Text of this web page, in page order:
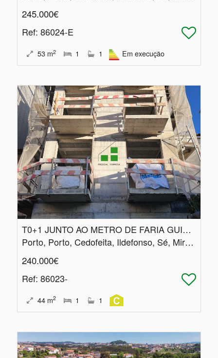
245.000€
Ref: 86024-E
53 m2 1 1 Em execução
T0+1 JUNTO AO METRO DE FARIA GUIMARÃES
Porto, Porto, Cedofeita, Ildefonso, Sé, Miragaia, Nicolau, Vitória
240.000€
Ref: 86023-
44 m2 1 1